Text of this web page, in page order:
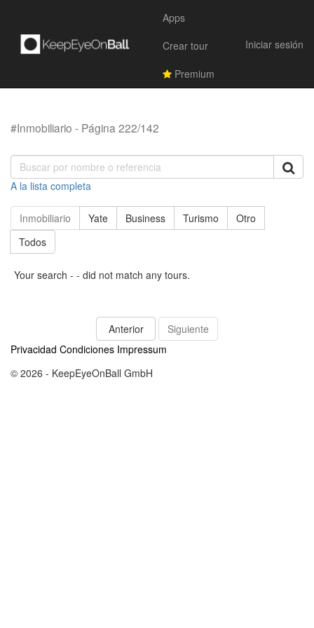
Apps
Crear tour
Premium
Iniciar sesión
#Inmobiliario - Página 222/142
A la lista completa
Inmobiliario Yate Business Turismo
Otro
Todos
Your search - - did not match any tours.
Anterior
Siguiente
Privacidad Condiciones Impressum
© 2026 - KeepEyeOnBall GmbH